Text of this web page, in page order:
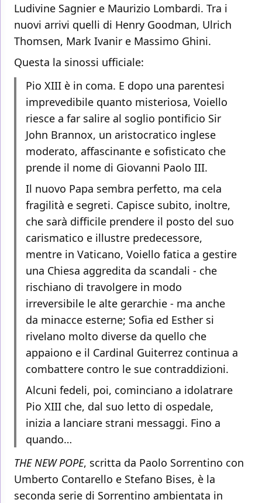
Ludivine Sagnier e Maurizio Lombardi. Tra i
nuovi arrivi quelli di Henry Goodman, Ulrich
Thomsen, Mark Ivanir e Massimo Ghini.
Questa la sinossi ufficiale:
Pio XIII è in coma. E dopo una parentesi
imprevedibile quanto misteriosa, Voiello
riesce a far salire al soglio pontificio Sir
John Brannox, un aristocratico inglese
moderato, affascinante e sofisticato che
prende il nome di Giovanni Paolo III.
Il nuovo Papa sembra perfetto, ma cela
fragilità e segreti. Capisce subito, inoltre,
che sarà difficile prendere il posto del suo
carismatico e illustre predecessore,
mentre in Vaticano, Voiello fatica a gestire
una Chiesa aggredita da scandali - che
rischiano di travolgere in modo
irreversibile le alte gerarchie - ma anche
da minacce esterne; Sofia ed Esther si
rivelano molto diverse da quello che
appaiono e il Cardinal Guiterrez continua a
combattere contro le sue contraddizioni.
Alcuni fedeli, poi, cominciano a idolatrare
Pio XIII che, dal suo letto di ospedale,
inizia a lanciare strani messaggi. Fino a
quando…
THE NEW POPE, scritta da Paolo Sorrentino con
Umberto Contarello e Stefano Bises, è la
seconda serie di Sorrentino ambientata in